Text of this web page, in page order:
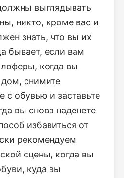
выглядывать
никто, кроме вас и
знать, что вы их
бывает, если вам
когда вы
дом, снимите
с обувью и заставьте
вы снова наденете
избавиться от
рекомендуем
сцены, когда вы
куда вы